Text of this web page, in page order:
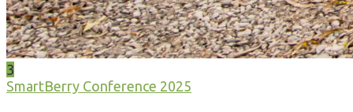
3
SmartBerry Conference 2025